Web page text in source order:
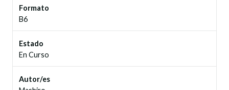
Formato
B6
Estado
En Curso
Autor/es